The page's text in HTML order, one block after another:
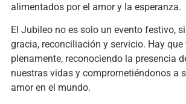
alimentados por el amor y la esperanza.
El Jubileo no es solo un evento festivo,
gracia, reconciliación y servicio. Hay que
plenamente, reconociendo la presencia
nuestras vidas y comprometiéndonos a
amor en el mundo.